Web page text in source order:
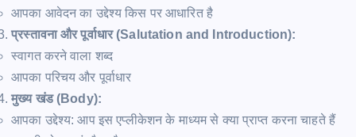
आपका आवेदन का उद्देश्य किस पर आधारित है
प्रस्तावना और पूर्वाधार (Salutation and Introduction):
स्वागत करने वाला शब्द
आपका परिचय और पूर्वाधार
मुख्य खंड (Body):
आपका उद्देश्य: आप इस एप्लीकेशन के माध्यम से क्या प्राप्त करना चाहते हैं